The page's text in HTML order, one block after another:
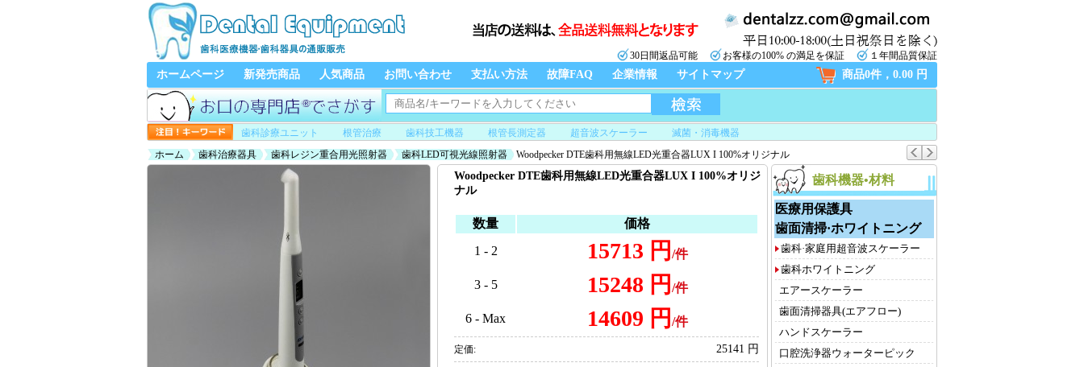
30日間返品可能 お客様の100% の満足を保証 １年間品質保証
ホームページ 新発売商品 人気商品 お問い合わせ 支払い方法 故障FAQ 企業情報 サイトマップ 商品0件，0.00 円
歯科診療ユニット 根管治療 歯科技工機器 根管長測定器 超音波スケーラー
滅菌・消毒機器
ホーム
歯科治療器具 歯科レジン重合用光照射器 歯科LED可視光線照射器 Woodpecker DTE歯科用無線LED光重合器LUX I 100%オリジナル
歯科機器•材料
医療用保護具
歯面清掃·ホワイトニング
歯科·家庭用超音波スケーラー
歯科ホワイトニング
エアースケーラー
歯面清掃器具(エアフロー)
ハンドスケーラー
口腔洗浄器ウォーターピック
Woodpecker DTE歯科用無線LED光重合器LUX I 100%オリジ
ナル
数量
価格
1 - 2
15713 円 /件
3 - 5 15248 円 /件
6 - Max 14609 円 /件
定価: 25141 円